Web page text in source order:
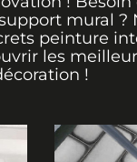
mural ?
peinture
les
!